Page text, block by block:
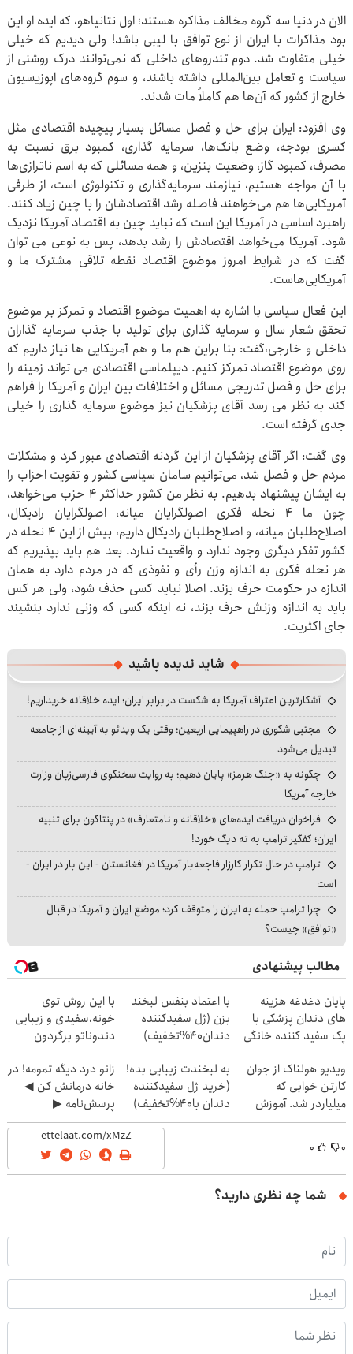
الان در دنیا سه گروه مخالف مذاکره هستند؛ اول نتانیاهو، که ایده او این
بود مذاکرات با ایران از نوع توافق با لیبی باشد! ولی دیدیم که خیلی
خیلی متفاوت شد. دوم تندروهای داخلی که نمی‌توانند درک روشنی از
سیاست و تعامل بین‌المللی داشته باشند، و سوم گروه‌های اپوزیسیون
خارج از کشور که آن‌ها هم کاملاً مات شدند.
وی افزود: ایران برای حل و فصل مسائل بسیار پیچیده اقتصادی مثل
کسری بودجه، وضع بانک‌ها، سرمایه گذاری، کمبود برق نسبت به
مصرف، کمبود گاز، وضعیت بنزین، و همه مسائلی که به اسم ناترازی‌ها
با آن مواجه هستیم، نیازمند سرمایه‌گذاری و تکنولوژی است، از طرفی
آمریکایی‌ها هم می‌خواهند فاصله رشد اقتصادشان را با چین زیاد کنند.
راهبرد اساسی در آمریکا این است که نباید چین به اقتصاد آمریکا نزدیک
شود. آمریکا می‌خواهد اقتصادش را رشد بدهد، پس به نوعی می توان
گفت که در شرایط امروز موضوع اقتصاد نقطه تلاقی مشترک ما و
آمریکایی‌هاست.
این فعال سیاسی با اشاره به اهمیت موضوع اقتصاد و تمرکز بر موضوع
تحقق شعار سال و سرمایه گذاری برای تولید با جذب سرمایه گذاران
داخلی و خارجی،گفت: بنا براین هم ما و هم آمریکایی ها نیاز داریم که
روی موضوع اقتصاد تمرکز کنیم. دیپلماسی اقتصادی می تواند زمینه را
برای حل و فصل تدریجی مسائل و اختلافات بین ایران و آمریکا را فراهم
کند به نظر می رسد آقای پزشکیان نیز موضوع سرمایه گذاری را خیلی
جدی گرفته است.
وی گفت: اگر آقای پزشکیان از این گردنه اقتصادی عبور کرد و مشکلات
مردم حل و فصل شد، می‌توانیم سامان سیاسی کشور و تقویت احزاب را
به ایشان پیشنهاد بدهیم. به نظر من کشور حداکثر ۴ حزب می‌خواهد،
چون ما ۴ نحله فکری اصولگرایان میانه، اصولگرایان رادیکال،
اصلاح‌طلبان میانه، و اصلاح‌طلبان رادیکال داریم، بیش از این ۴ نحله در
کشور تفکر دیگری وجود ندارد و واقعیت ندارد. بعد هم باید بپذیریم که
هر نحله فکری به اندازه وزن رأی و نفوذی که در مردم دارد به همان
اندازه در حکومت حرف بزند. اصلا نباید کسی حذف شود، ولی هر کس
باید به اندازه وزنش حرف بزند، نه اینکه کسی که وزنی ندارد بنشیند
جای اکثریت.
شاید ندیده باشید
آشکارترین اعتراف آمریکا به شکست در برابر ایران؛ ایده خلاقانه خریداریم!
مجتبی شکوری در راهپیمایی اربعین؛ وقتی یک ویدئو به آیینه‌ای از جامعه
تبدیل می‌شود
چگونه به «جنگ هرمز» پایان دهیم؛ به روایت سخنگوی فارسی‌زبان وزارت
خارجه آمریکا
فراخوان دریافت ایده‌های «خلاقانه و نامتعارف» در پنتاگون برای تنبیه
ایران؛ کفگیر ترامپ به ته دیگ خورد!
ترامپ در حال تکرار کارزار فاجعه‌بار آمریکا در افغانستان - این بار در ایران -
است
چرا ترامپ حمله به ایران را متوقف کرد؛ موضع ایران و آمریکا در قبال
«توافق» چیست؟
مطالب پیشنهادی
پایان دغدغه هزینه
های دندان پزشکی با
پک سفید کننده خانگی
با اعتماد بنفس لبخند
بزن (ژل سفیدکننده
دندان40%تخفیف)
با این روش توی
خونه،سفیدی و زیبایی
دندوناتو برگردون
ویدیو هولناک از جوان
کارتن خوابی که
میلیاردر شد. آموزش
رایگان
به لبخندت زیبایی بده!
(خرید ژل سفیدکننده
دندان با40%تخفیف)
زانو درد دیگه تمومه! در
خانه درمانش کن ◀
پرسش‌نامه ▶
۰ ۰
شما چه نظری دارید؟